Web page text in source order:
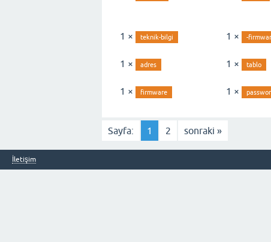
1 × teknik-bilgi 1 × -
1 × adres 1 × tablo
1 × firmware 1 ×
Sayfa: 1 2 sonraki »
İletişim